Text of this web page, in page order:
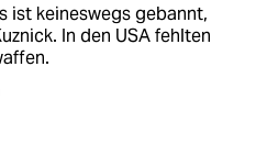
ist keineswegs gebannt,
In den USA fehlten